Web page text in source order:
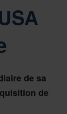
de sa
de